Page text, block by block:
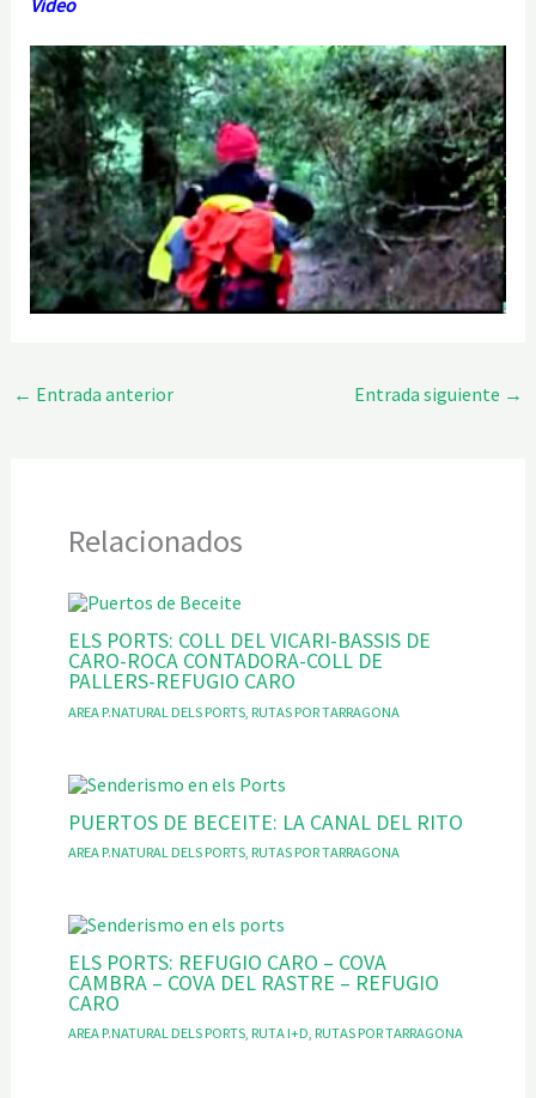
Vídeo
← Entrada anterior Entrada siguiente →
Relacionados
ELS PORTS: COLL DEL VICARI-BASSIS DE
CARO-ROCA CONTADORA-COLL DE
PALLERS-REFUGIO CARO
AREA P.NATURAL DELS PORTS, RUTAS POR TARRAGONA
PUERTOS DE BECEITE: LA CANAL DEL RITO
AREA P.NATURAL DELS PORTS, RUTAS POR TARRAGONA
ELS PORTS: REFUGIO CARO – COVA
CAMBRA – COVA DEL RASTRE – REFUGIO
CARO
AREA P.NATURAL DELS PORTS, RUTA I+D, RUTAS POR TARRAGONA